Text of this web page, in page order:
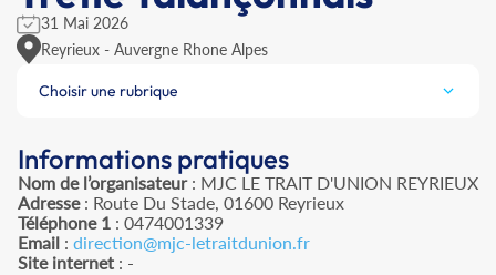
31 Mai 2026
Reyrieux - Auvergne Rhone Alpes
Choisir une rubrique
Informations pratiques
Nom de l’organisateur: MJC LE TRAIT D'UNION REYRIEUX
Adresse: Route Du Stade, 01600 Reyrieux
Téléphone 1 : 0474001339
Email : direction@mjc-letraitdunion.fr
Site internet : -